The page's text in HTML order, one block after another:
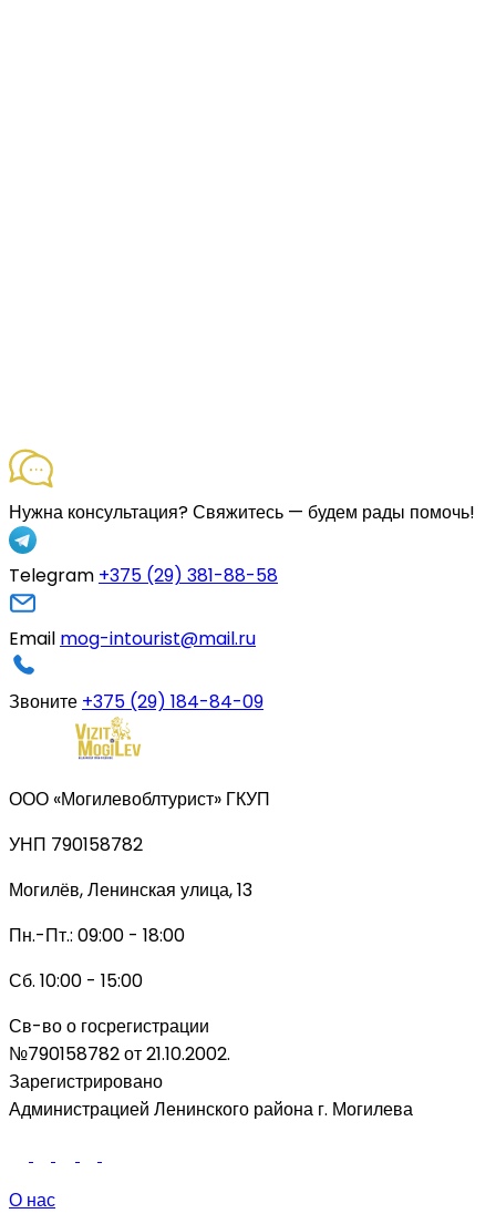
Нужна консультация?Свяжитесь — будем рады помочь!
Telegram +375 (29) 381-88-58
Email mog-intourist@mail.ru
Звоните +375 (29) 184-84-09
ООО «Могилевоблтурист» ГКУП
УНП 790158782
Могилёв, Ленинская улица, 13
Пн.-Пт.: 09:00 - 18:00
Сб. 10:00 - 15:00
Св-во о госрегистрации
№790158782 от 21.10.2002.
Зарегистрировано
Администрацией Ленинского района г. Могилева
О нас